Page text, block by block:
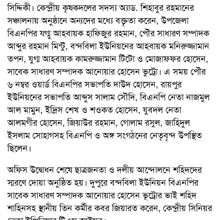
সিদ্দিকী। কেন্দ্রীয় কৃষকদলের সদস্য অ্যাড. শিহাবুর রহমানের
সঞ্চালনায় অনুষ্ঠানে অন্যদের মধ্যে বক্তৃতা করেন, উপজেলা
বিএনপির য্গ্মু আহবায়ক হাফিজুর রহমান, পৌর সাধারণ সম্পাদক
আব্দুর রহমান মিন্টু, বন্দবিলা ইউনিয়নের আহবায়ক মনিরুজ্জামান
তপন, যুগ্ম আহবায়ক কামরুজ্জামান টিটো ও মোজাফ্ফর হোসেন,
সাবেক সাধারণ সম্পাদক আনোয়ার হোসেন ভুট্রো। এ সময় পৌর
৬ নম্বর ওয়ার্ড বিএনপির সভাপতি দাউদ হোসেন, রায়পুর
ইউনিয়নের সভাপতি আব্দুস সালাম সৌদি, বিএনপি নেতা নাজমুল
আল মামুন, ইদ্রিস শেখ ও শওকত হোসেন, যুবদল নেতা
আলমগীর হোসেন, জিয়াউর রহমান, গোলাম রসুল, জাহিদুল
ইসলাম সোহাগসহ বিএনপি ও অঙ্গ সংগঠনের নেতৃবৃন্দ উপস্থিত
ছিলেন।
অফিস উদ্বোধন শেষে ছাত্রজনতা ও দলীয় আন্দোলনে শহিদদের
স্মরণে দোয়া অনুষ্ঠিত হয়। দুপুরে বন্দবিলা ইউনিয়ন বিএনপির
সাবেক সাধারণ সম্পাদক আনোয়ার হোসেন ভূট্রোর ভাই শহিদ
শাহিনসহ স্থানীয় তিন কর্মীর কবর জিয়ারত করেন, কেন্দ্রীয় সিনিয়র